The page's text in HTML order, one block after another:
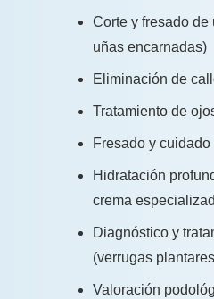
Corte y fresado
uñas encarnadas)
Eliminación de
Tratamiento de
Fresado y
Hidratación
crema
Diagnóstico y
(verrugas
Valoración